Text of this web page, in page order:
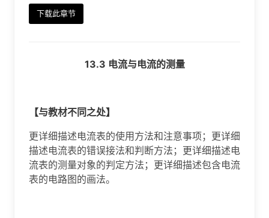
下载此章节
13.3 电流与电流的测量
【与教材不同之处】
更详细描述电流表的使用方法和注意事项；更详细
描述电流表的错误接法和判断方法；更详细描述电
流表的测量对象的判定方法；更详细描述包含电流
表的电路图的画法。